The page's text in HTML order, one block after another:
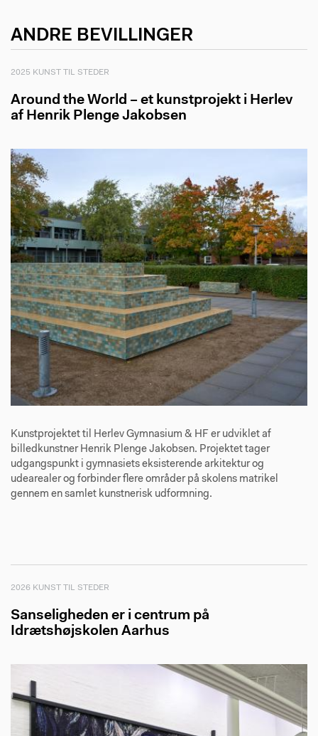
ANDRE BEVILLINGER
2025 KUNST TIL STEDER
Around the World – et kunstprojekt i Herlev
af Henrik Plenge Jakobsen
Kunstprojektet til Herlev Gymnasium & HF er udviklet af
billedkunstner Henrik Plenge Jakobsen. Projektet tager
udgangspunkt i gymnasiets eksisterende arkitektur og
udearealer og forbinder flere områder på skolens matrikel
gennem en samlet kunstnerisk udformning.
2026 KUNST TIL STEDER
Sanseligheden er i centrum på
Idrætshøjskolen Aarhus